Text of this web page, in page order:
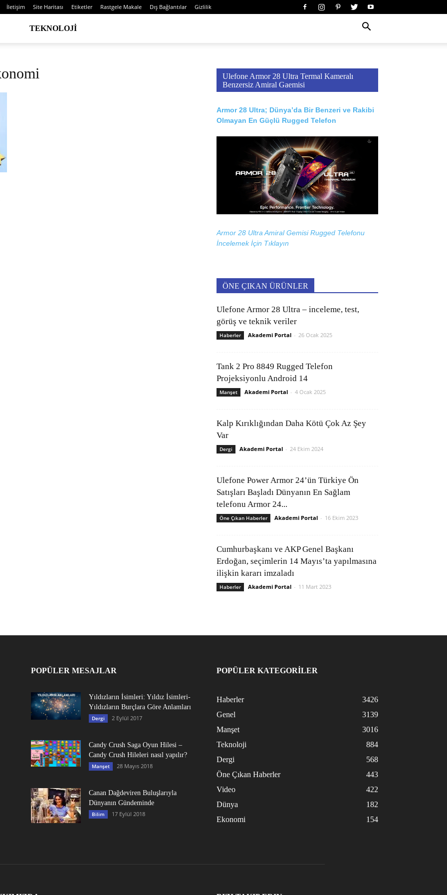
İletişim Site Haritası Etiketler Rastgele Makale Dış Bağlantılar Gizlilik
TEKNOLOJI
Ulefone Armor 28 Ultra Termal Kameralı
Benzersiz Amiral Gaemisi
Armor 28 Ultra; Dünya’da Bir Benzeri ve Rakibi
Olmayan En Güçlü Rugged Telefon
Armor 28 Ultra Amiral Gemisi Rugged Telefonu
İncelemek İçin Tıklayın
ÖNE ÇIKAN ÜRÜNLER
Ulefone Armor 28 Ultra – inceleme, test,
görüş ve teknik veriler
Haberler Akademi Portal - 26 Ocak 2025
Tank 2 Pro 8849 Rugged Telefon
Projeksiyonlu Android 14
Manşet Akademi Portal - 4 Ocak 2025
Kalp Kırıklığından Daha Kötü Çok Az Şey
Var
Dergi Akademi Portal - 24 Ekim 2024
Ulefone Power Armor 24’ün Türkiye Ön
Satışları Başladı Dünyanın En Sağlam
telefonu Armor 24...
Öne Çıkan Haberler Akademi Portal - 16 Ekim 2023
Cumhurbaşkanı ve AKP Genel Başkanı
Erdoğan, seçimlerin 14 Mayıs’ta yapılmasına
ilişkin kararı imzaladı
Haberler Akademi Portal - 11 Mart 2023
POPÜLER MESAJLAR
Yıldızların İsimleri: Yıldız İsimleri-
Yıldızların Burçlara Göre Anlamları
Dergi 2 Eylül 2017
Candy Crush Saga Oyun Hilesi –
Candy Crush Hileleri nasıl yapılır?
Manşet 28 Mayıs 2018
Canan Dağdeviren Buluşlarıyla
Dünyanın Gündeminde
Bilim 17 Eylül 2018
POPÜLER KATEGORİLER
Haberler
3426
Genel
3139
Manşet
3016
Teknoloji
884
Dergi
568
Öne Çıkan Haberler
443
Video
422
Dünya
182
Ekonomi
154